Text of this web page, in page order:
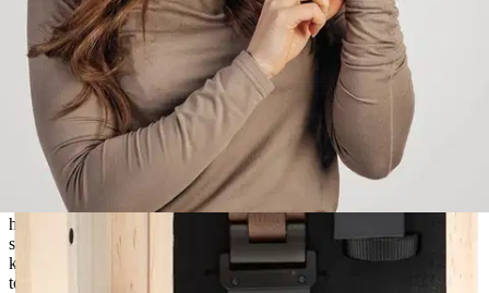
juhlavammaksi. Tämä upea ranneke on suunniteltu kestämään aikaa
sekä katseita. Sen kovinta rasitusta kokevat osat ovat ruostumatonta
terästä, ja puuosat on valmistettu kestävästä pähkinäpuusta, mikä
takaa sekä pitkäikäisyyden että tyylikkään ulkonäön. Rannekkeen
aito puu ja mustat yksityiskohdat tekevät rannekkeesta mukavan
lisän Garmin-kelloosi. RANNEKKEEN MUKANA KAIKKI
TARVITTAVA Ranneke toimitetaan kätevässä laatikossa, joka
sisältää kaiken tarvittavan. Laatikossa mukana saat kaksi lisäpalaa
sekä rannekkeen lyhennystyökalun, joilla voit helposti muuttaa
rannekkeen pituuden itsellesi sopivaksi. LAADUKAS PUINEN
RANNEKE – PARAS KÄYTTÖKOKEMUS Käytämme vain
huolellisesti valittuja materiaaleja, kuten eebenpuuta, pähkinäpuuta
sekä suomalaista koivua, jotka takaavat erinomaisen laadun sekä
kovuuden. Kuten muidenkin tuotteiden, myös rannekkeiden
toimivuutta on testattu pitkään ja huolellisesti. Näin varmistamme